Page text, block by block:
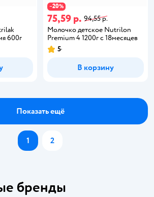
600г
−20%
75,59 р. 94,55 р.
Молочко детское Nutrilon
Premium 4 1200г с 18месяцев
5
В корзину
Показать ещё
1 2
бренды